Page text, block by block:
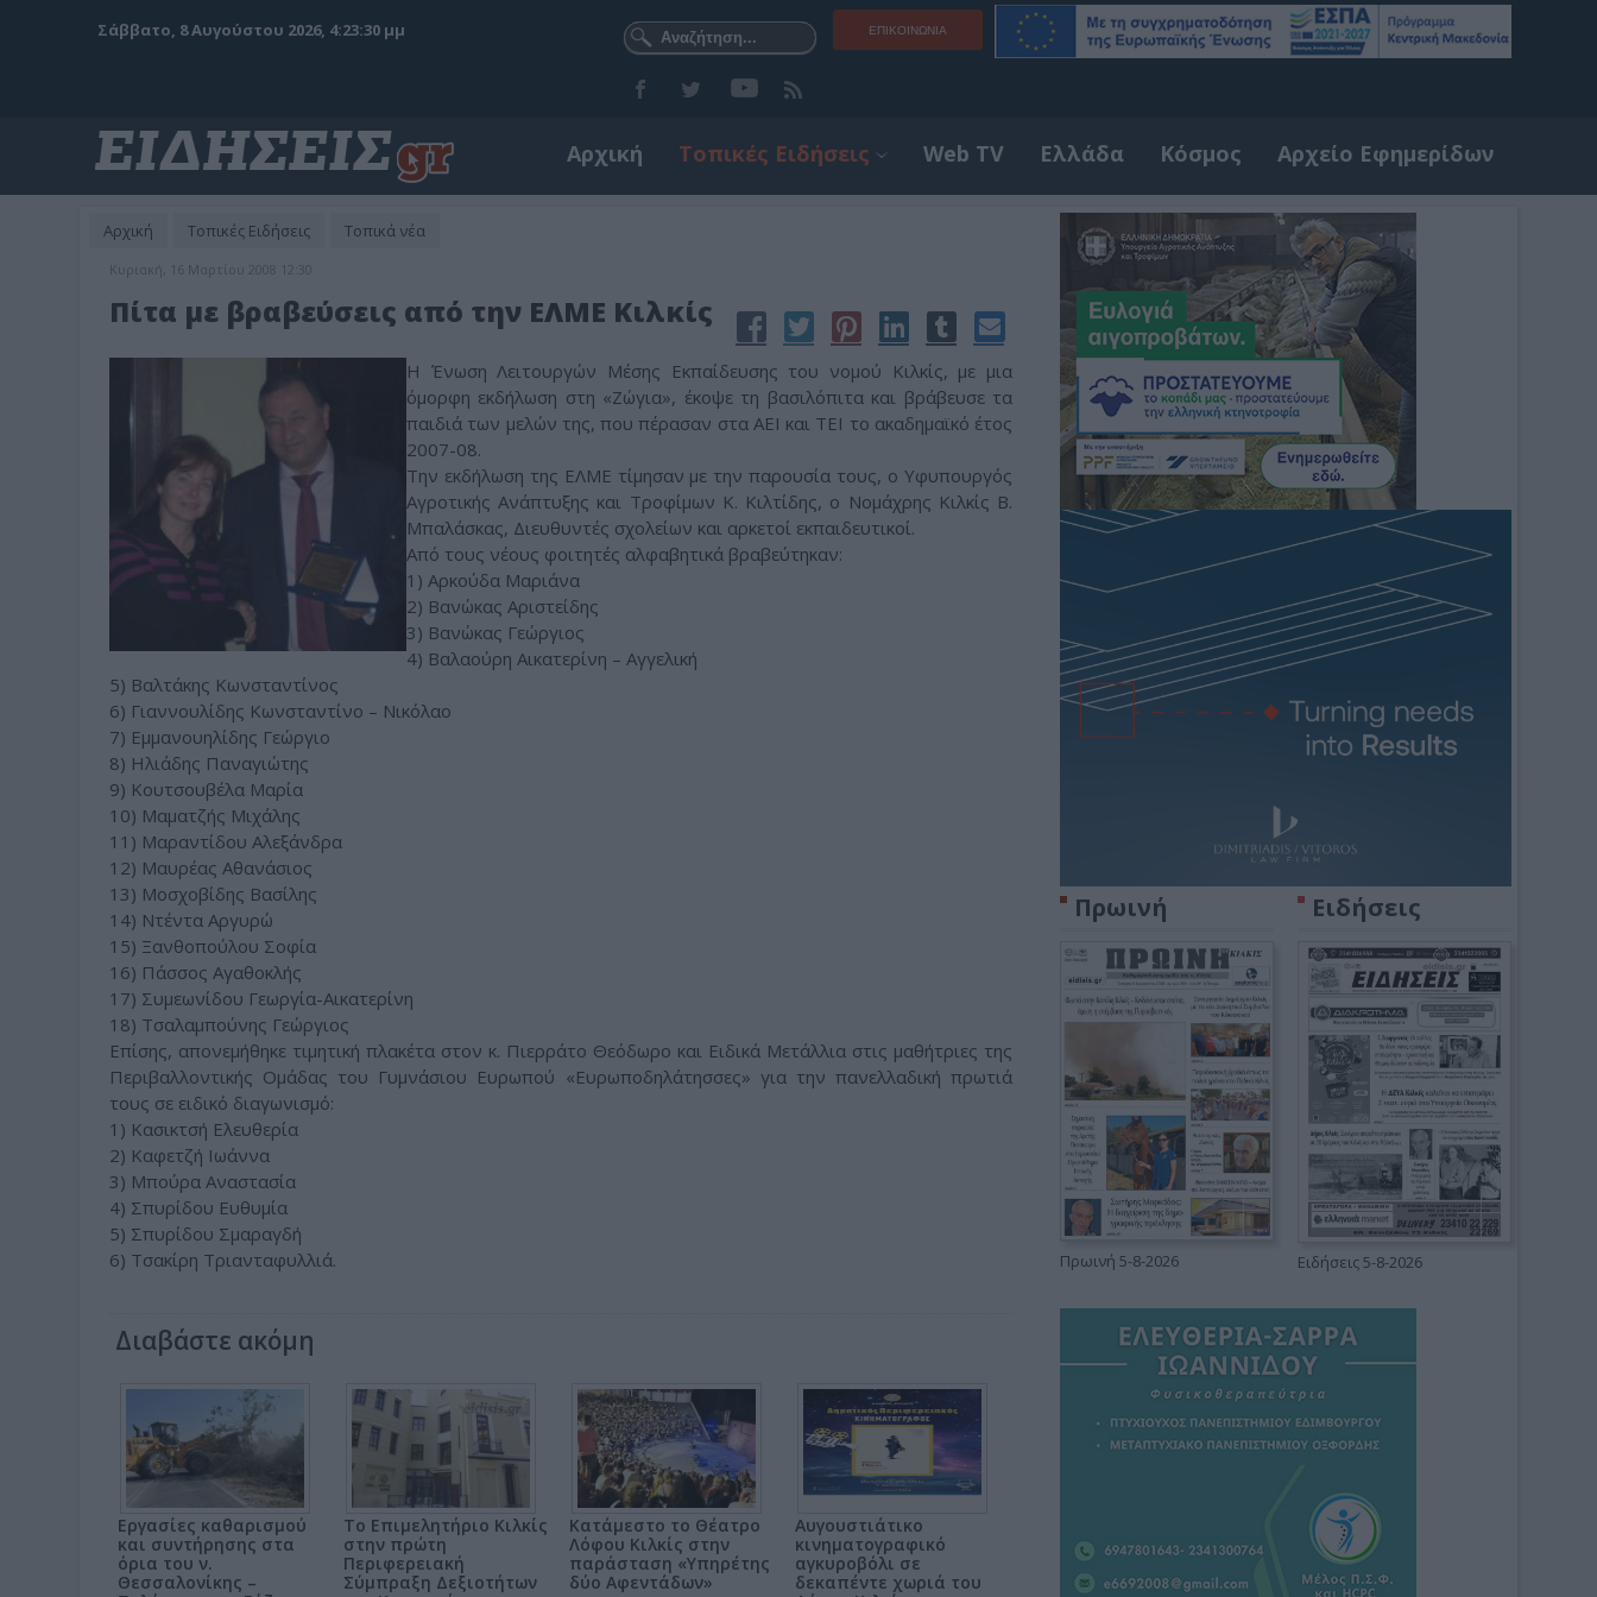
ΕΠΙΚΟΙΝΩΝΊΑ
Σάββατο, 8 Αυγούστου 2026, 4:23:32 μμ
Αρχική Τοπικές Ειδήσεις Web TV Ελλάδα Κόσμος Αρχείο Εφημερίδων
Αρχική Τοπικές Ειδήσεις Τοπικά νέα
Κυριακή, 16 Μαρτίου 2008 12:30
Πίτα με βραβεύσεις από την ΕΛΜΕ Κιλκίς
Η Ένωση Λειτουργών Μέσης Εκπαίδευσης του νομού Κιλκίς, με μια
όμορφη εκδήλωση στη «Ζώγια», έκοψε τη βασιλόπιτα και βράβευσε τα
παιδιά των μελών της, που πέρασαν στα ΑΕΙ και ΤΕΙ το ακαδημαϊκό έτος
2007-08.
Την εκδήλωση της ΕΛΜΕ τίμησαν με την παρουσία τους, ο Υφυπουργός
Αγροτικής Ανάπτυξης και Τροφίμων Κ. Κιλτίδης, ο Νομάχρης Κιλκίς Β.
Μπαλάσκας, Διευθυντές σχολείων και αρκετοί εκπαιδευτικοί.
Από τους νέους φοιτητές αλφαβητικά βραβεύτηκαν:
1) Αρκούδα Μαριάνα
2) Βανώκας Αριστείδης
3) Βανώκας Γεώργιος
4) Βαλαούρη Αικατερίνη – Αγγελική
5) Βαλτάκης Κωνσταντίνος
6) Γιαννουλίδης Κωνσταντίνο – Νικόλαο
7) Εμμανουηλίδης Γεώργιο
8) Hλιάδης Παναγιώτης
9) Κουτσουβέλα Μαρία
10) Μαματζής Μιχάλης
11) Μαραντίδου Αλεξάνδρα
12) Μαυρέας Αθανάσιος
13) Μοσχοβίδης Βασίλης
14) Ντέντα Αργυρώ
15) Ξανθοπούλου Σοφία
16) Πάσσος Αγαθοκλής
17) Συμεωνίδου Γεωργία-Αικατερίνη
18) Τσαλαμπούνης Γεώργιος
Επίσης, απονεμήθηκε τιμητική πλακέτα στον κ. Πιερράτο Θεόδωρο και Ειδικά Μετάλλια στις μαθήτριες της
Περιβαλλοντικής Ομάδας του Γυμνάσιου Ευρωπού «Ευρωποδηλάτησσες» για την πανελλαδική πρωτιά
τους σε ειδικό διαγωνισμό:
1) Κασικτσή Ελευθερία
2) Καφετζή Ιωάννα
3) Μπούρα Αναστασία
4) Σπυρίδου Ευθυμία
5) Σπυρίδου Σμαραγδή
6) Τσακίρη Τριανταφυλλιά.
Διαβάστε ακόμη
Εργασίες καθαρισμού
και συντήρησης στα
όρια του ν.
Θεσσαλονίκης –
Το Επιμελητήριο Κιλκίς
στην πρώτη
Περιφερειακή
Σύμπραξη Δεξιοτήτων
Κατάμεστο το Θέατρο
Λόφου Κιλκίς στην
παράσταση «Υπηρέτης
δύο Αφεντάδων»
Αυγουστιάτικο
κινηματογραφικό
αγκυροβόλι σε
δεκαπέντε χωριά του
Πρωινή
Πρωινή 5-8-2026
Ειδήσεις
Ειδήσεις 5-8-2026